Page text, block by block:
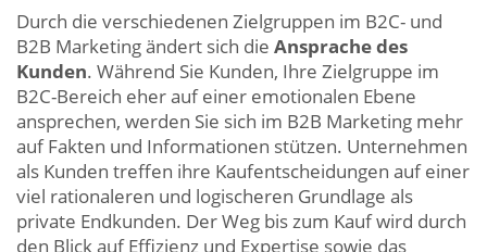
Durch die verschiedenen Zielgruppen im B2C- und
B2B Marketing ändert sich die Ansprache des
Kunden. Während Sie Kunden, Ihre Zielgruppe im
B2C-Bereich eher auf einer emotionalen Ebene
ansprechen, werden Sie sich im B2B Marketing mehr
auf Fakten und Informationen stützen. Unternehmen
als Kunden treffen ihre Kaufentscheidungen auf einer
viel rationaleren und logischeren Grundlage als
private Endkunden. Der Weg bis zum Kauf wird durch
den Blick auf Effizienz und Expertise sowie das